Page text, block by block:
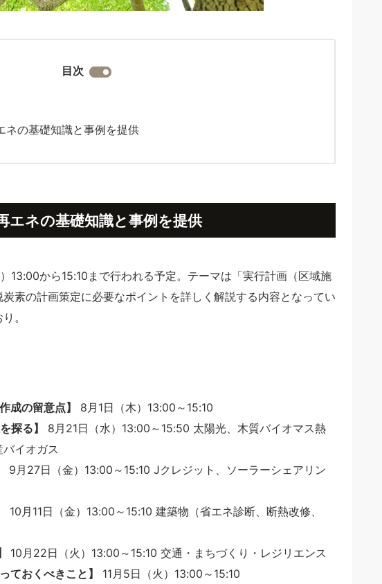
目次
ネの基礎知識と事例を提供
エネの基礎知識と事例を提供
13:00から15:10まで行われる予定。テーマは「実行計画（区域施
素の計画策定に必要なポイントを詳しく解説する内容となってい
。
成の留意点】
8月1日（木）13:00～15:10
探る】
8月21日（水）13:00～15:50 太陽光、木質バイオマス熱
イオガス
9月27日（金）13:00～15:10 Jクレジット、ソーラーシェアリン
10月11日（金）13:00～15:10 建築物（省エネ診断、断熱改修、
10月22日（火）13:00～15:10 交通・まちづくり・レジリエンス
ておくべきこと】
11月5日（火）13:00～15:10